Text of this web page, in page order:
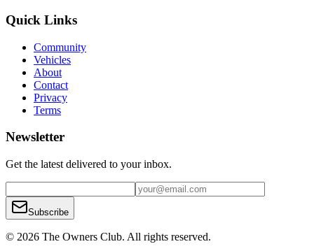
Quick Links
Community
Vehicles
About
Contact
Privacy
Terms
Newsletter
Get the latest delivered to your inbox.
Subscribe
© 2026 The Owners Club. All rights reserved.